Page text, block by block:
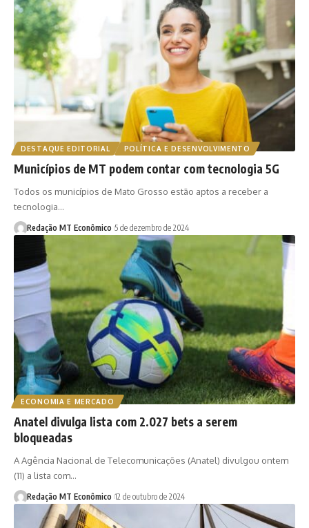
DESTAQUE EDITORIAL POLÍTICA E DESENVOLVIMENTO
Municípios de MT podem contar com tecnologia 5G
Todos os municípios de Mato Grosso estão aptos a receber a
tecnologia…
Redação MT Econômico 5 de dezembro de 2024
ECONOMIA E MERCADO
Anatel divulga lista com 2.027 bets a serem
bloqueadas
A Agência Nacional de Telecomunicações (Anatel) divulgou ontem
(11) a lista com…
Redação MT Econômico 12 de outubro de 2024